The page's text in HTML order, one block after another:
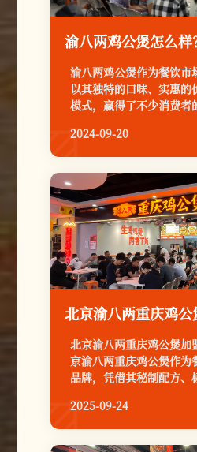
渝八两鸡公煲作为餐饮市
以其独特的口味、实惠的
模式，赢得了不少消费者
2024-09-20

北京渝八两重庆鸡公煲加
京渝八两重庆鸡公煲作为
品牌，凭借其秘制配方、
根据品牌官方信息及行业
体系如下
2025-09-24
